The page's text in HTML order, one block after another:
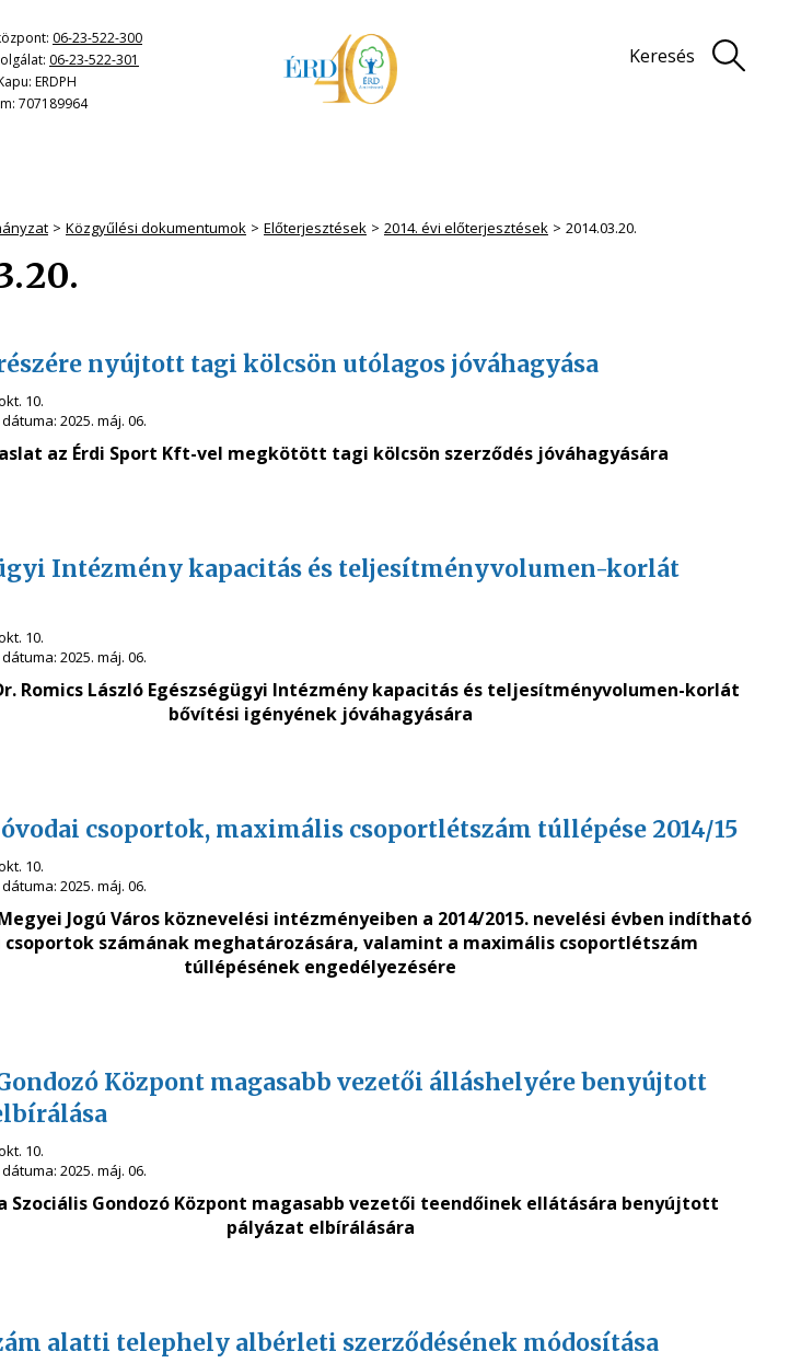
06-23-522-300
06-23-522-301
ERDPH
707189964
Keresés
Közgyűlési dokumentumok Előterjesztések 2014. évi előterjesztések 2014.03.20.
nyújtott tagi kölcsön utólagos jóváhagyása
10.
2025. máj. 06.
az Érdi Sport Kft-vel megkötött tagi kölcsön szerződés jóváhagyására
Intézmény kapacitás és teljesítményvolumen-korlát
10.
2025. máj. 06.
Romics László Egészségügyi Intézmény kapacitás és teljesítményvolumen-korlát
bővítési igényének jóváhagyására
csoportok, maximális csoportlétszám túllépése 2014/15
10.
2025. máj. 06.
Jogú Város köznevelési intézményeiben a 2014/2015. nevelési évben indítható
csoportok számának meghatározására, valamint a maximális csoportlétszám
túllépésének engedélyezésére
Központ magasabb vezetői álláshelyére benyújtott
10.
2025. máj. 06.
Szociális Gondozó Központ magasabb vezetői teendőinek ellátására benyújtott
pályázat elbírálására
alatti telephely albérleti szerződésének módosítása